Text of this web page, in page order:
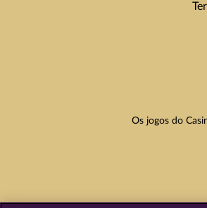
Os jogos do